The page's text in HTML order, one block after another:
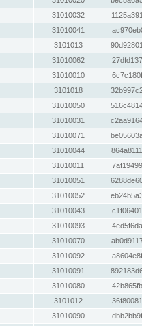
31010032
31010041
3101013
31010062
31010010
3101018
31010050
31010031
31010071
31010044
31010011
31010051
31010052
31010043
31010093
31010070
31010092
31010091
31010080
3101012
31010090